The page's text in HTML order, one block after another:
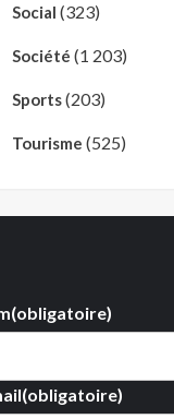
Social (323)
Société (1 203)
Sports(203)
Tourisme (525)
(obligatoire)
(obligatoire)